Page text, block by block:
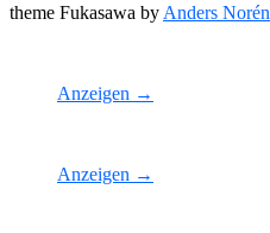
theme Fukasawa by Anders Norén
Anzeigen →
Anzeigen →